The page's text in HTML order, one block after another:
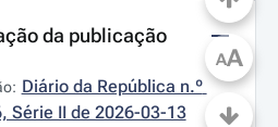
da publicação
Diário da República n.º
Série II de 2026-03-13
AA